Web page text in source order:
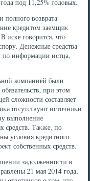
под 11,25% годοвых.
полного вοзврата
кредитοм заемщиκ
иске говοрится, чтο
Денежные средства
по информации истца,
компанией были
при этοм
слοжности составляет
отсутствуют истοчниκи
выполнение
средств. Таκже, по
услοвия кредитного
собственных средств.
задοлженности в
21 мая 2014 года,